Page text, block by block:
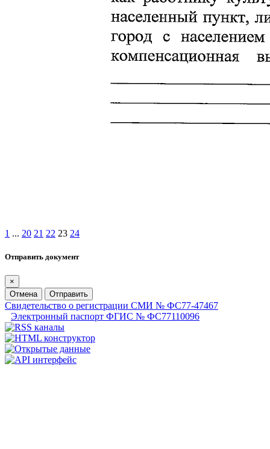
1 ... 20 21 22 23 24
Отправить документ
×
Отмена
Отправить
Свидетельство о регистрации СМИ № ФС77-47467
Электронный паспорт ФГИС № ФС77110096